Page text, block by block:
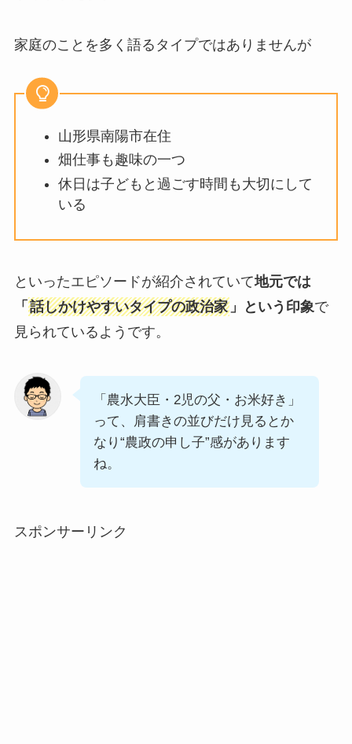
家庭のことを多く語るタイプではありませんが
山形県南陽市在住
畑仕事も趣味の一つ
休日は子どもと過ごす時間も大切にして
いる
といったエピソードが紹介されていて地元では
「 話しかけやすいタイプの政治家」という印象で
見られているようです。
「農水大臣・2児の父・お米好き」
って、肩書きの並びだけ見るとか
なり“農政の申し子”感があります
ね。
スポンサーリンク